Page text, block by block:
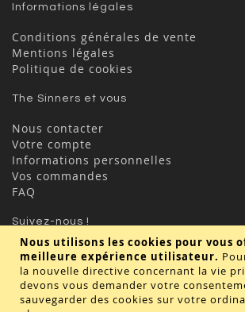
Nous utilisons les cookies pour vous
meilleure expérience utilisateur.
la nouvelle directive concernant la vie
devons vous demander votre
sauvegarder des cookies sur votre
Informations légales
Conditions générales de vente
Mentions légales
Politique de cookies
The Sinners et vous
Nous contacter
Votre compte
Informations personnelles
Vos commandes
FAQ
Suivez-nous !